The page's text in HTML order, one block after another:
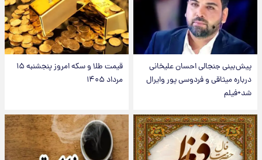
پیش‌بینی جنجالی احسان علیخانی
درباره میثاقی و فردوسی پور وایرال
شد+فیلم
قیمت طلا و سکه امروز پنجشنبه ۱۵
مرداد ۱۴۰۵